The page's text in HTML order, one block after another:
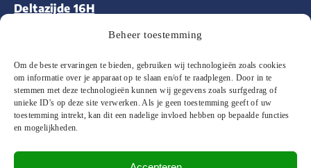
Beheer toestemming
Om de beste ervaringen te bieden, gebruiken wij technologieën zoals cookies
om informatie over je apparaat op te slaan en/of te raadplegen. Door in te
stemmen met deze technologieën kunnen wij gegevens zoals surfgedrag of
unieke ID's op deze site verwerken. Als je geen toestemming geeft of uw
toestemming intrekt, kan dit een nadelige invloed hebben op bepaalde functies
en mogelijkheden.
Deltazijde 16H
1261 ZM Blaricum
Aalsmeerderweg 227
1432 CM Aalsmeer